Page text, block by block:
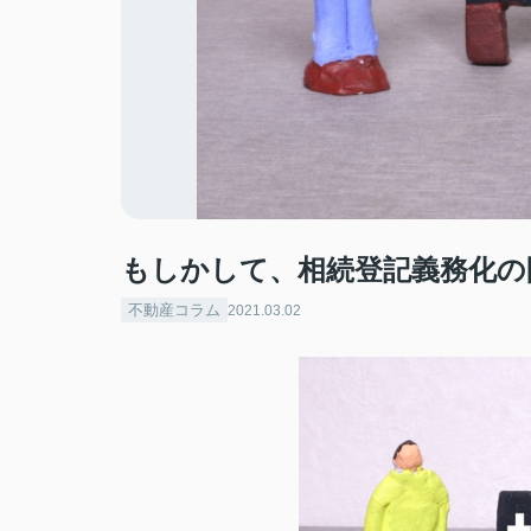
もしかして、相続登記義務化
不動産コラム 2021.03.02